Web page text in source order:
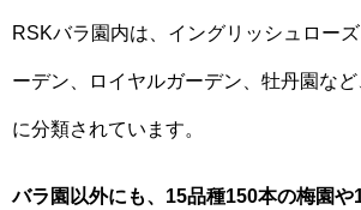
RSKバラ園内は、イングリッシュロー
ーデン、ロイヤルガーデン、牡丹園な
に分類されています。
バラ園以外にも、15品種150本の梅園